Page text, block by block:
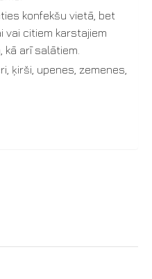
konfekšu vietā, bet
vai citiem karstajiem
kā arī salātiem.
ķirši, upenes, zemenes,